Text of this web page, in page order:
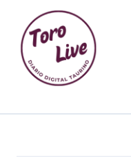
contenido